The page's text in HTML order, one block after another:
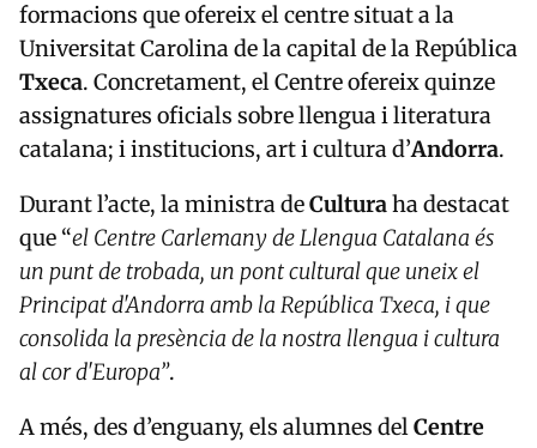
formacions que ofereix el centre situat a la
Universitat Carolina de la capital de la República
Txeca. Concretament, el Centre ofereix quinze
assignatures oficials sobre llengua i literatura
catalana; i institucions, art i cultura d’Andorra.
Durant l’acte, la ministra deCulturaha destacat
que “el Centre Carlemany de Llengua Catalana és
un punt de trobada, un pont cultural que uneix el
Principat d'Andorra amb la República Txeca, i que
consolida la presència de la nostra llengua i cultura
al cor d'Europa”.
A més, des d’enguany, els alumnes delCentre